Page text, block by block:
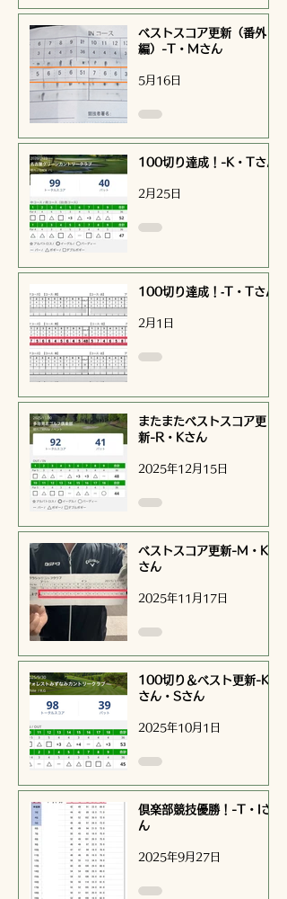
ベストスコア更新（番外
編）-T・Mさん
5月16日
100切り達成！-K・Tさん
2月25日
100切り達成！‐T・Tさん
2月1日
またまたベストスコア更
新-R・Kさん
2025年12月15日
ベストスコア更新-M・K
さん
2025年11月17日
100切り＆ベスト更新-K
さん・Sさん
2025年10月1日
倶楽部競技優勝！-T・Iさ
ん
2025年9月27日